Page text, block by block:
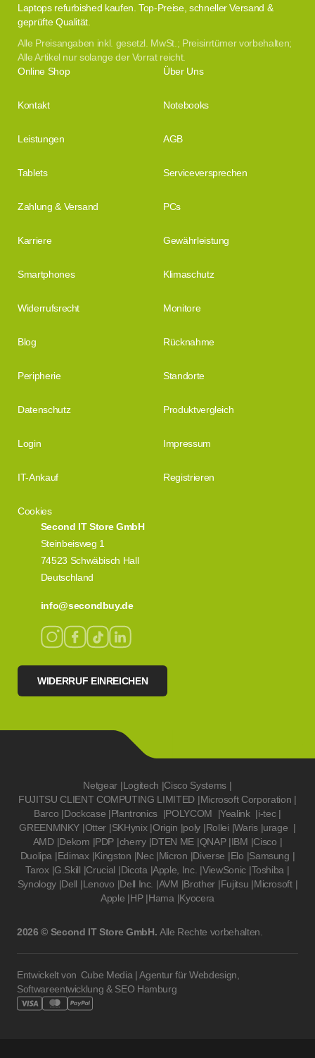
Laptops refurbished kaufen. Top-Preise, schneller Versand &
geprüfte Qualität.
Alle Preisangaben inkl. gesetzl. MwSt.; Preisirrtümer vorbehalten;
Alle Artikel nur solange der Vorrat reicht.
Second IT Store GmbH
Steinbeisweg 1
74523 Schwäbisch Hall
Deutschland
info@secondbuy.de
WIDERRUF EINREICHEN
Online Shop Über Uns
Kontakt Notebooks
Leistungen AGB
Tablets Serviceversprechen
Zahlung & Versand PCs
Karriere Gewährleistung
Smartphones Klimaschutz
Widerrufsrecht Monitore
Blog Rücknahme
Peripherie Standorte
Datenschutz Produktvergleich
Login Impressum
IT-Ankauf Registrieren
Cookies
Netgear |Logitech |Cisco Systems |
FUJITSU CLIENT COMPUTING LIMITED |Microsoft Corporation |
Barco |Dockcase |Plantronics |POLYCOM |Yealink |i-tec |
GREENMNKY |Otter |SKHynix |Origin |poly |Rollei |Waris |urage |
AMD |Dekom |PDP |cherry |DTEN ME |QNAP |IBM |Cisco |
Duolipa |Edimax |Kingston |Nec |Micron |Diverse |Elo |Samsung |
Tarox |G.Skill |Crucial |Dicota |Apple, Inc. |ViewSonic |Toshiba |
Synology |Dell |Lenovo |Dell Inc. |AVM |Brother |Fujitsu |Microsoft |
Apple |HP |Hama |Kyocera
2026 © Second IT Store GmbH. Alle Rechte vorbehalten.
Entwickelt von Cube Media | Agentur für Webdesign,
Softwareentwicklung & SEO Hamburg